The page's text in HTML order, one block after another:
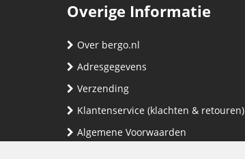
Overige Informatie
Over bergo.nl
Adresgegevens
Verzending
Klantenservice (klachten & retouren)
Algemene Voorwaarden